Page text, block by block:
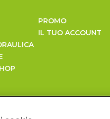
PROMO
IL TUO ACCOUNT